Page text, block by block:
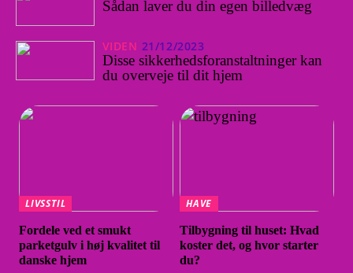
Sådan laver du din egen billedvæg
VIDEN 21/12/2023
Disse sikkerhedsforanstaltninger kan
du overveje til dit hjem
LIVSSTIL
Fordele ved et smukt
parketgulv i høj kvalitet til
danske hjem
HAVE
Tilbygning til huset: Hvad
koster det, og hvor starter
du?